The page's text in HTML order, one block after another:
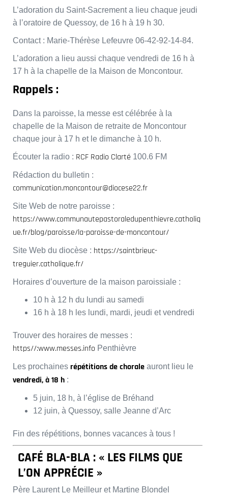
L’adoration du Saint-Sacrement a lieu chaque jeudi
à l’oratoire de Quessoy, de 16 h à 19 h 30.
Contact : Marie-Thérèse Lefeuvre 06-42-92-14-84.
L’adoration a lieu aussi chaque vendredi de 16 h à
17 h à la chapelle de la Maison de Moncontour.
Rappels :
Dans la paroisse, la messe est célébrée à la
chapelle de la Maison de retraite de Moncontour
chaque jour à 17 h et le dimanche à 10 h.
Écouter la radio : RCF Radio Clarté 100.6 FM
Rédaction du bulletin :
communication.moncontour@diocese22.fr
Site Web de notre paroisse :
https://www.communautepastoraledupenthievre.catholiq
ue.fr/blog/paroisse/la-paroisse-de-moncontour/
Site Web du diocèse : https://saintbrieuc-
treguier.catholique.fr/
Horaires d’ouverture de la maison paroissiale :
10 h à 12 h du lundi au samedi
16 h à 18 h les lundi, mardi, jeudi et vendredi
Trouver des horaires de messes :
https//:www.messes.info Penthièvre
Les prochaines répétitions de chorale auront lieu le
vendredi, à 18 h :
5 juin, 18 h, à l’église de Bréhand
12 juin, à Quessoy, salle Jeanne d’Arc
Fin des répétitions, bonnes vacances à tous !
CAFÉ BLA-BLA : « LES FILMS QUE
L’ON APPRÉCIE »
Père Laurent Le Meilleur et Martine Blondel